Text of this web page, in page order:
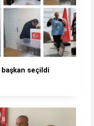
başkan seçildi